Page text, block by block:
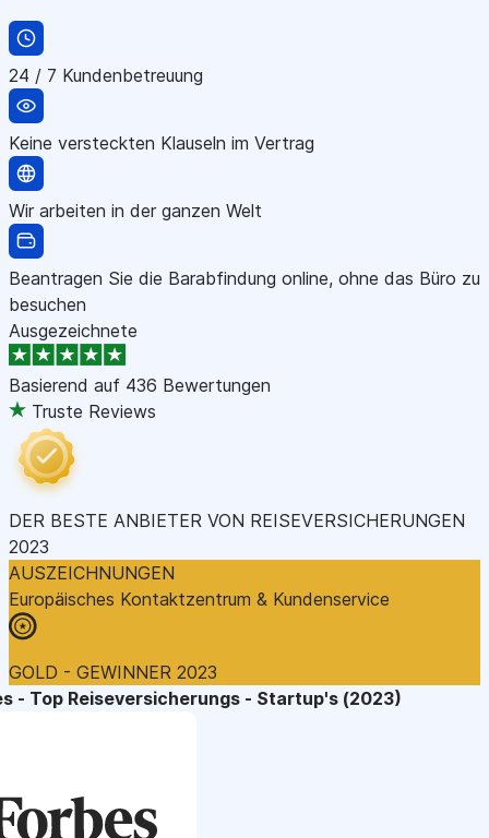
24 / 7 Kundenbetreuung
Keine versteckten Klauseln im Vertrag
Wir arbeiten in der ganzen Welt
Beantragen Sie die Barabfindung online, ohne das Büro zu
besuchen
Ausgezeichnete
Basierend auf 436 Bewertungen
Truste Reviews
DER BESTE ANBIETER VON REISEVERSICHERUNGEN
2023
AUSZEICHNUNGEN
Europäisches Kontaktzentrum & Kundenservice
GOLD - GEWINNER 2023
- Top Reiseversicherungs - Startup's (2023)